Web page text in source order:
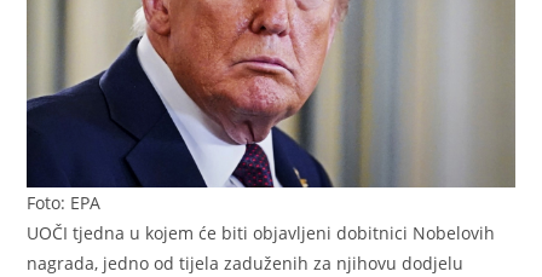
Foto: EPA
UOČI tjedna u kojem će biti objavljeni dobitnici Nobelovih
nagrada, jedno od tijela zaduženih za njihovu dodjelu